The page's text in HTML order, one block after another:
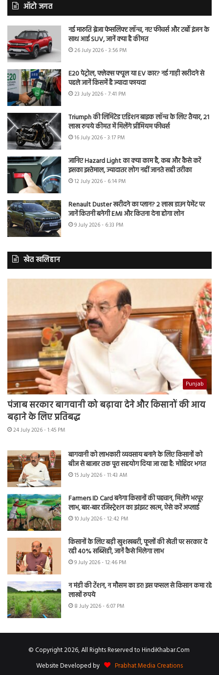
ऑटो जगत
नई मारुति ब्रेजा फेसलिफ्ट लॉन्च, नए फीचर्स और टर्बो इंजन के
साथ आई SUV, जानें क्या है कीमत
26 July 2026 - 3:56 PM
E20 पेट्रोल, फ्लेक्स फ्यूल या EV कार? नई गाड़ी खरीदने से
पहले जानें किसमें है ज्यादा फायदा
23 July 2026 - 7:41 PM
Triumph की लिमिटेड एडिशन बाइक लॉन्च के लिए तैयार, 21
लाख रुपये कीमत में मिलेंगे प्रीमियम फीचर्स
16 July 2026 - 3:17 PM
जानिए Hazard Light का क्या काम है, कब और कैसे करें
इसका इस्तेमाल, ज्यादातर लोग नहीं जानते सही तरीका
12 July 2026 - 6:14 PM
Renault Duster खरीदने का प्लान? 2 लाख डाउन पेमेंट पर
जानें कितनी बनेगी EMI और कितना देना होगा लोन
9 July 2026 - 6:33 PM
खेत खलिहान
Punjab
पंजाब सरकार बागवानी को बढ़ावा देने और किसानों की आय
बढ़ाने के लिए प्रतिबद्ध
24 July 2026 - 1:45 PM
बागवानी को लाभकारी व्यवसाय बनाने के लिए किसानों को
बीज से बाजार तक पूरा सहयोग दिया जा रहा है: मोहिंदर भगत
15 July 2026 - 11:43 AM
Farmers ID Card बनेगा किसानों की पहचान, मिलेंगे भरपूर
लाभ, बार-बार रजिस्ट्रेशन का झंझट खत्म, ऐसे करें अप्लाई
10 July 2026 - 12:42 PM
किसानों के लिए बड़ी खुशखबरी, फूलों की खेती पर सरकार दे
रही 40% सब्सिडी, जानें कैसे मिलेगा लाभ
9 July 2026 - 12:46 PM
न मंडी की टेंशन, न मौसम का डर! इस फसल से किसान कमा रहे
लाखों रुपये
8 July 2026 - 6:07 PM
© Copyright 2026, All Rights Reserved to HindiKhabar.Com
Website Developed by
Prabhat Media Creations